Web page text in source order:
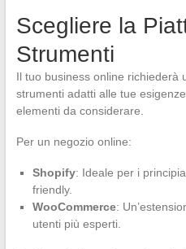
Scegliere la
Strumenti
Il tuo business online richiederà
strumenti adatti alle tue
elementi da considerare.
Per un negozio online:
Shopify: Ideale per i
friendly.
WooCommerce:
utenti più esperti.